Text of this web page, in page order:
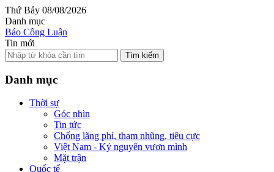
Thứ Bảy 08/08/2026
Danh mục
Báo Công Luận
Tin mới
Tìm kiếm
Danh mục
Thời sự
Góc nhìn
Tin tức
Chống lãng phí, tham nhũng, tiêu cực
Việt Nam - Kỷ nguyên vươn mình
Mặt trận
Quốc tế